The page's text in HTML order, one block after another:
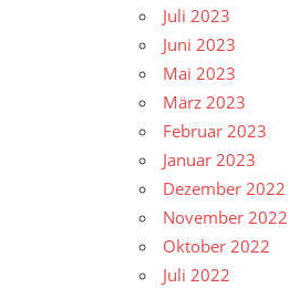
Juli 2023
Juni 2023
Mai 2023
März 2023
Februar 2023
Januar 2023
Dezember 2022
November 2022
Oktober 2022
Juli 2022